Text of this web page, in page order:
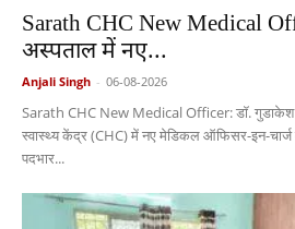
Sarath CHC New Medical
अस्पताल में नए...
Anjali Singh - 06-08-2026
Sarath CHC New Medical Officer: डॉ. गुडाकेश
स्वास्थ्य केंद्र (CHC) में नए मेडिकल ऑफिसर-इन-चार्ज
पदभार...